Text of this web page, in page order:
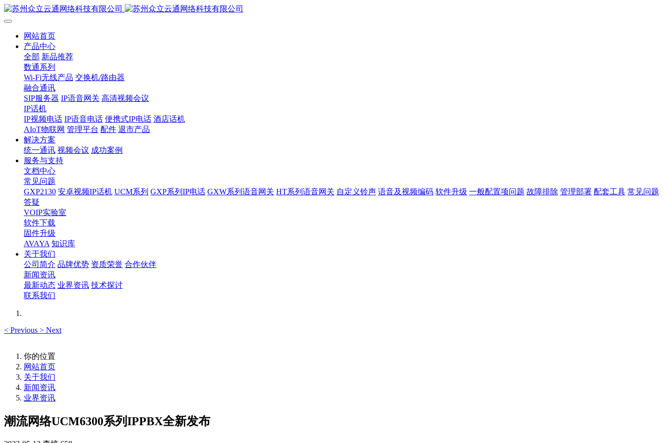
网站首页
产品中心
全部 新品推荐
数通系列
Wi-Fi无线产品 交换机/路由器
融合通讯
SIP服务器 IP语音网关 高清视频会议
IP话机
IP视频电话 IP语音电话 便携式IP电话 酒店话机
AIoT物联网 管理平台 配件 退市产品
解决方案
统一通讯 视频会议 成功案例
服务与支持
文档中心
常见问题
GXP2130 安卓视频IP话机 UCM系列 GXP系列IP电话 GXW系列语音网关 HT系列语音网关 自定义铃声 语音及视频编码 软件升级 一般配置项问题 故障排除 管理部署 配套工具 常见问题
答疑
VOIP实验室
软件下载
固件升级
AVAYA 知识库
关于我们
公司简介 品牌优势 资质荣誉 合作伙伴
新闻资讯
最新动态 业界资讯 技术探讨
联系我们
< Previous > Next
你的位置
网站首页
关于我们
新闻资讯
业界资讯
潮流网络UCM6300系列IPPBX全新发布